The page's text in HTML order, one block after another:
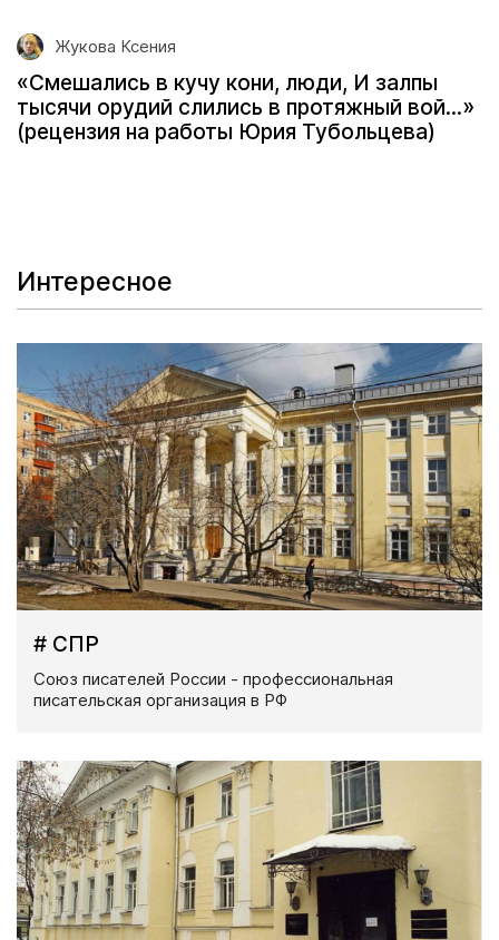
Жукова Ксения
«Смешались в кучу кони, люди, И залпы
тысячи орудий слились в протяжный вой...»
(рецензия на работы Юрия Тубольцева)
Интересное
# СПР
Союз писателей России - профессиональная
писательская организация в РФ